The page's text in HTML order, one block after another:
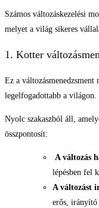
Számos változáskezelési
melyet a világ sikeres
1. Kotter
Ez a változásmenedzsment
legelfogadottabb a világon.
Nyolc szakaszból áll,
összpontosít:
A változás
lépésben fel
A változást
erős, irányító